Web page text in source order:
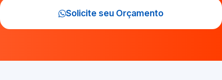
Solicite seu Orçamento